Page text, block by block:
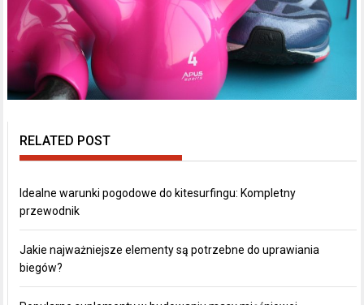
RELATED POST
Idealne warunki pogodowe do kitesurfingu: Kompletny
przewodnik
Jakie najważniejsze elementy są potrzebne do uprawiania
biegów?